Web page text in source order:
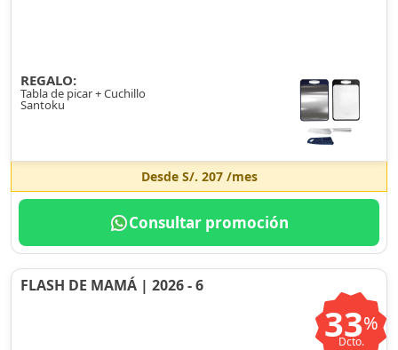
REGALO:
Tabla de picar + Cuchillo
Santoku
Desde S/. 207/mes
Consultar promoción
FLASH DE MAMÁ | 2026 - 6
33%
Dcto.